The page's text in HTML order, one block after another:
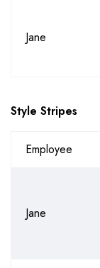
Jane
Style Stripes
Employee
Jane